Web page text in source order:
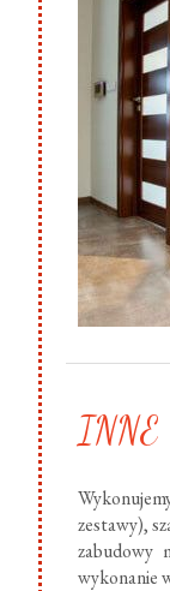
INNE
zestawy),
zabudowy
wykonanie